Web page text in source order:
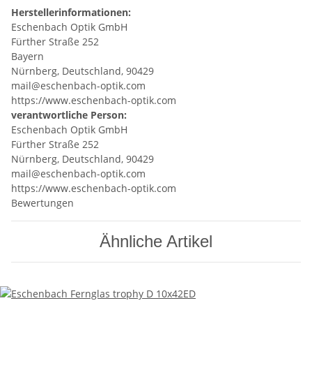
Herstellerinformationen:
Eschenbach Optik GmbH
Fürther Straße 252
Bayern
Nürnberg, Deutschland, 90429
mail@eschenbach-optik.com
https://www.eschenbach-optik.com
verantwortliche Person:
Eschenbach Optik GmbH
Fürther Straße 252
Nürnberg, Deutschland, 90429
mail@eschenbach-optik.com
https://www.eschenbach-optik.com
Bewertungen
Ähnliche Artikel